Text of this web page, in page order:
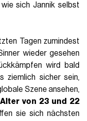
sich Jannik selbst
Tagen zumindest
wieder gesehen
wird bald
ziemlich sicher sein,
Szene ansehen,
von 23 und 22
sie sich nächsten